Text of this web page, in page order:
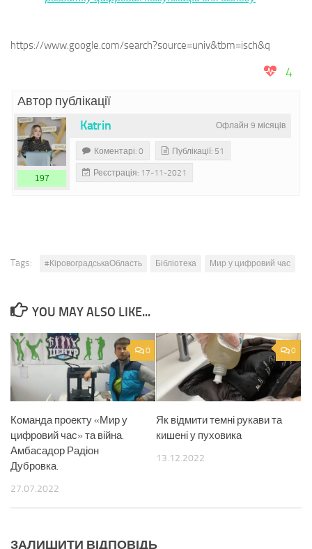
https://www.google.com/search?source=univ&tbm=isch&q
4
Автор публікації
Офлайн 9 місяців
Katrin
197
Коментарі: 0 Публікації: 51
Реєстрація: 17-11-2021
Tags: #КіровоградськаОбласть Бібліотека Мир у цифровий час
YOU MAY ALSO LIKE...
0
Команда проекту «Мир у
цифровий час» та війна.
Амбасадор Радіон
Дубровка.
27.07.2022
0
Як відмити темні рукави та
кишені у пуховика
13.12.2022
ЗАЛИШИТИ ВІДПОВІДЬ